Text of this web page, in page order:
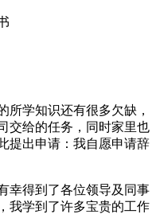
所学知识还有很多欠缺，
交给的任务，同时家里也
提出申请：我自愿申请辞
幸得到了各位领导及同事
我学到了许多宝贵的工作